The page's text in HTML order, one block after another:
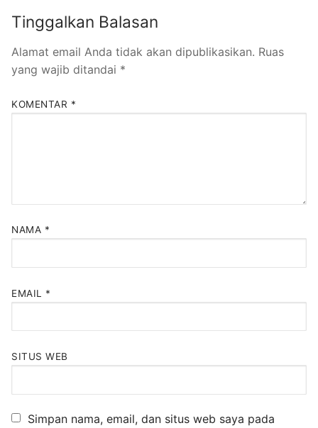
Tinggalkan Balasan
Alamat email Anda tidak akan dipublikasikan. Ruas
yang wajib ditandai *
KOMENTAR *
NAMA *
EMAIL *
SITUS WEB
Simpan nama, email, dan situs web saya pada